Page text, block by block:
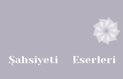
Şahsiyeti Eserleri